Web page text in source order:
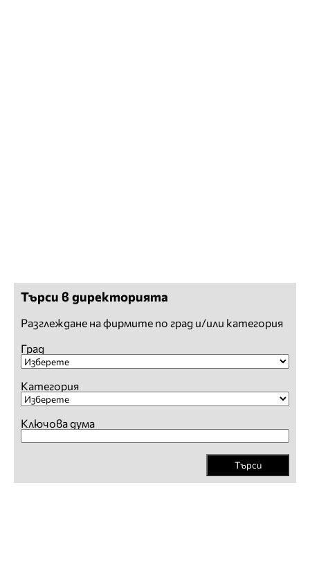
Търси в директорията
Разглеждане на фирмите по град и/или категория
Град
Категория
Ключова дума
Търси